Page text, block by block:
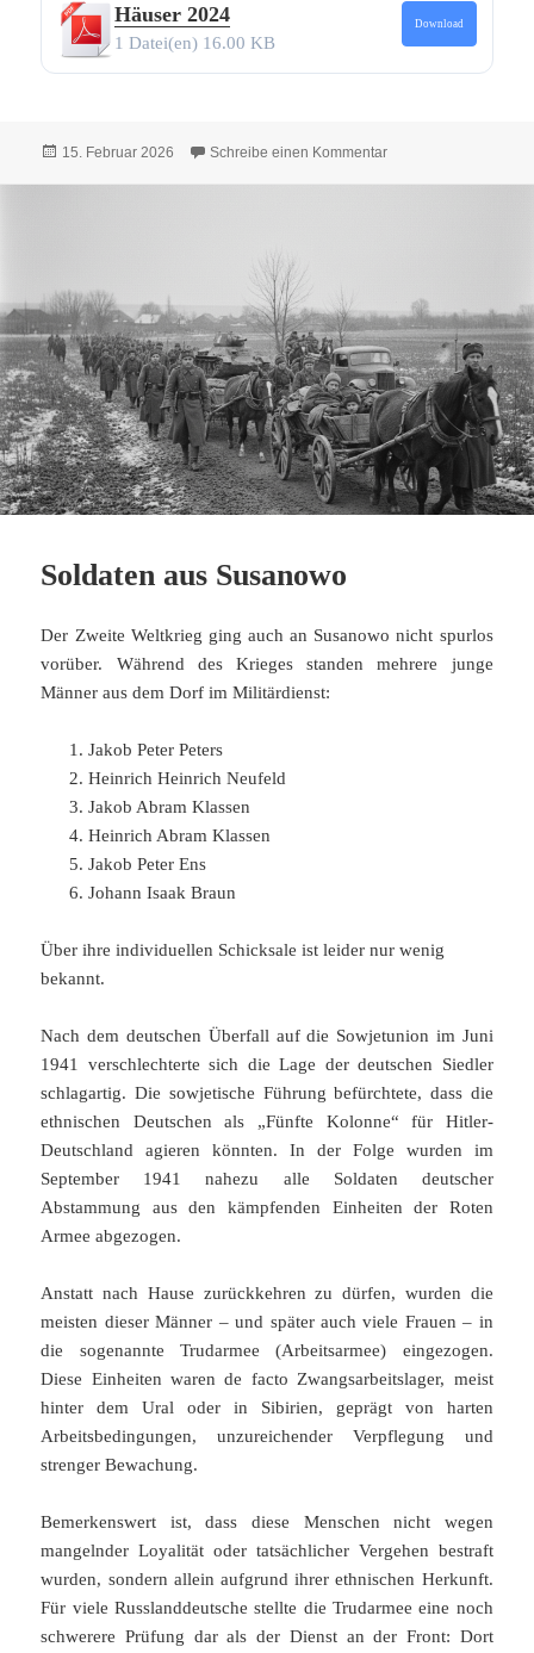
Häuser 2024
1 Datei(en) 16.00 KB
Download
Veröffentlicht
15. Februar 2026 Schreibe einen Kommentarzu Alle Texte und
Soldaten aus Susanowo
Der Zweite Weltkrieg ging auch an Susanowo nicht spurlos
vorüber. Während des Krieges standen mehrere junge
Männer aus dem Dorf im Militärdienst:
Jakob Peter Peters
Heinrich Heinrich Neufeld
Jakob Abram Klassen
Heinrich Abram Klassen
Jakob Peter Ens
Johann Isaak Braun
Über ihre individuellen Schicksale ist leider nur wenig
bekannt.
Nach dem deutschen Überfall auf die Sowjetunion im Juni
1941 verschlechterte sich die Lage der deutschen Siedler
schlagartig. Die sowjetische Führung befürchtete, dass die
ethnischen Deutschen als „Fünfte Kolonne“ für Hitler-
Deutschland agieren könnten. In der Folge wurden im
September 1941 nahezu alle Soldaten deutscher
Abstammung aus den kämpfenden Einheiten der Roten
Armee abgezogen.
Anstatt nach Hause zurückkehren zu dürfen, wurden die
meisten dieser Männer – und später auch viele Frauen – in
die sogenannte Trudarmee (Arbeitsarmee) eingezogen.
Diese Einheiten waren de facto Zwangsarbeitslager, meist
hinter dem Ural oder in Sibirien, geprägt von harten
Arbeitsbedingungen, unzureichender Verpflegung und
strenger Bewachung.
Bemerkenswert ist, dass diese Menschen nicht wegen
mangelnder Loyalität oder tatsächlicher Vergehen bestraft
wurden, sondern allein aufgrund ihrer ethnischen Herkunft.
Für viele Russlanddeutsche stellte die Trudarmee eine noch
schwerere Prüfung dar als der Dienst an der Front: Dort